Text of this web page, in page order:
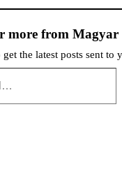
more from Magyar
get the latest posts sent to